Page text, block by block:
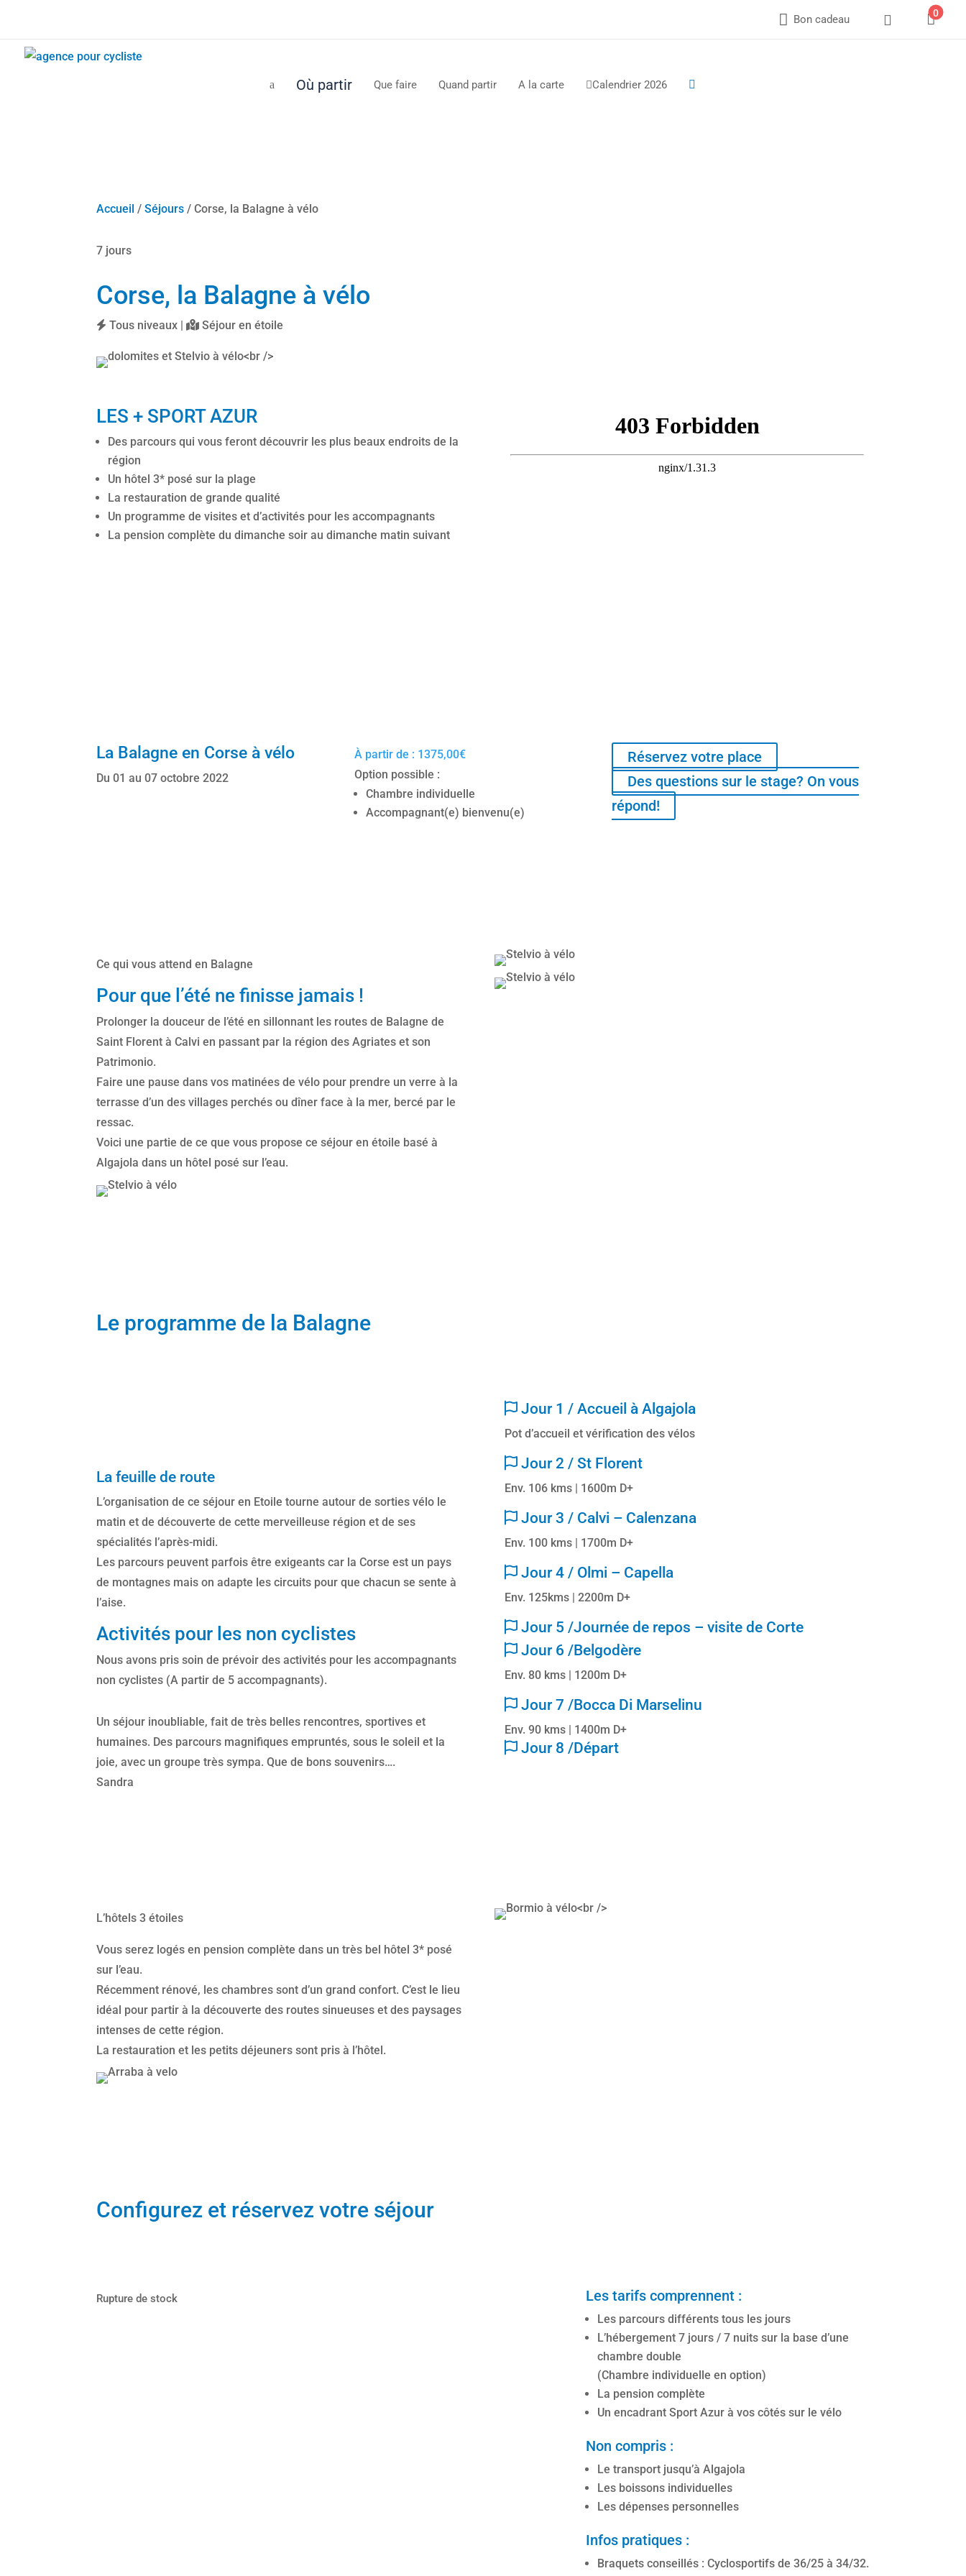
 Bon cadeau  0
a Où partir Que faire Quand partir A la carte Calendrier 2026 
Accueil /Séjours / Corse, la Balagne à vélo
7 jours
Corse, la Balagne à vélo
Tous niveaux | Séjour en étoile
LES + SPORT AZUR
Des parcours qui vous feront découvrir les plus beaux endroits de la
région
Un hôtel 3* posé sur la plage
La restauration de grande qualité
Un programme de visites et d’activités pour les accompagnants
La pension complète du dimanche soir au dimanche matin suivant
La Balagne en Corse à vélo
Du 01 au 07 octobre 2022
À partir de : 1375,00€
Option possible :
Chambre individuelle
Accompagnant(e) bienvenu(e)
Réservez votre place
Des questions sur le stage? On vous
répond!
Ce qui vous attend en Balagne
Pour que l’été ne finisse jamais !
Prolonger la douceur de l’été en sillonnant les routes de Balagne de
Saint Florent à Calvi en passant par la région des Agriates et son
Patrimonio.
Faire une pause dans vos matinées de vélo pour prendre un verre à la
terrasse d’un des villages perchés ou dîner face à la mer, bercé par le
ressac.
Voici une partie de ce que vous propose ce séjour en étoile basé à
Algajola dans un hôtel posé sur l’eau.
Le programme de la Balagne
La feuille de route
L’organisation de ce séjour en Etoile tourne autour de sorties vélo le
matin et de découverte de cette merveilleuse région et de ses
spécialités l’après-midi.
Les parcours peuvent parfois être exigeants car la Corse est un pays
de montagnes mais on adapte les circuits pour que chacun se sente à
l’aise.
Activités pour les non cyclistes
Nous avons pris soin de prévoir des activités pour les accompagnants
non cyclistes (A partir de 5 accompagnants).
Un séjour inoubliable, fait de très belles rencontres, sportives et
humaines. Des parcours magnifiques empruntés, sous le soleil et la
joie, avec un groupe très sympa. Que de bons souvenirs….
Sandra
Jour 1 / Accueil à Algajola
Pot d’accueil et vérification des vélos
Jour 2 / St Florent
Env. 106 kms | 1600m D+
Jour 3 / Calvi – Calenzana
Env. 100 kms | 1700m D+
Jour 4 / Olmi – Capella
Env. 125kms | 2200m D+
Jour 5 /Journée de repos – visite de Corte
Jour 6 /Belgodère
Env. 80 kms | 1200m D+
Jour 7 /Bocca Di Marselinu
Env. 90 kms | 1400m D+
Jour 8 /Départ
L’hôtels 3 étoiles
Vous serez logés en pension complète dans un très bel hôtel 3* posé
sur l’eau.
Récemment rénové, les chambres sont d’un grand confort. C’est le lieu
idéal pour partir à la découverte des routes sinueuses et des paysages
intenses de cette région.
La restauration et les petits déjeuners sont pris à l’hôtel.
Configurez et réservez votre séjour
Rupture de stock Les tarifs comprennent :
Les parcours différents tous les jours
L’hébergement 7 jours / 7 nuits sur la base d’une
chambre double
(Chambre individuelle en option)
La pension complète
Un encadrant Sport Azur à vos côtés sur le vélo
Non compris :
Le transport jusqu’à Algajola
Les boissons individuelles
Les dépenses personnelles
Infos pratiques :
Braquets conseillés : Cyclosportifs de 36/25 à 34/32.